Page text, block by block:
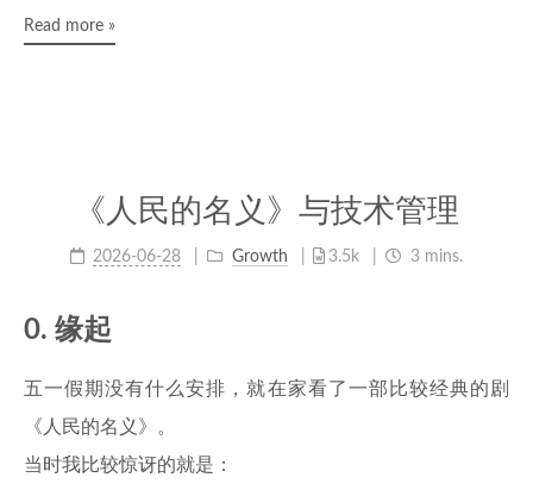
Read more »
《人民的名义》与技术管理
2026-06-28 Growth 3.5k 3 mins.
0. 缘起
五一假期没有什么安排，就在家看了一部比较经典的剧
《人民的名义》。
当时我比较惊讶的就是：